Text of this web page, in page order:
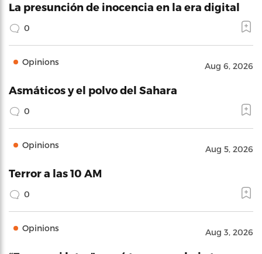
La presunción de inocencia en la era digital
0
Opinions Aug 6, 2026
Asmáticos y el polvo del Sahara
0
Opinions Aug 5, 2026
Terror a las 10 AM
0
Opinions Aug 3, 2026